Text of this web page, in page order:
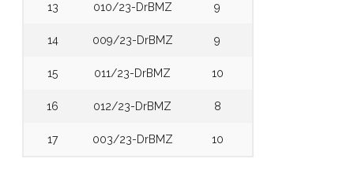
13 010/23-DrBMZ 9
14 009/23-DrBMZ 9
15 011/23-DrBMZ 10
16 012/23-DrBMZ 8
17 003/23-DrBMZ 10